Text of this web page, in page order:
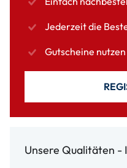
Jederzeit die
Gutscheine nutzen
Unsere Qualitäten -